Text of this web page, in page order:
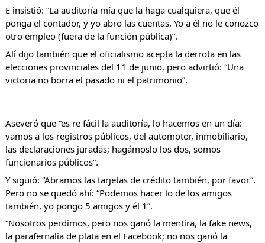
E insistió: “La auditoría mía que la haga cualquiera, que él
ponga el contador, y yo abro las cuentas. Yo a él no le conozco
otro empleo (fuera de la función pública)”.
Alí dijo también que el oficialismo acepta la derrota en las
elecciones provinciales del 11 de junio, pero advirtió: “Una
victoria no borra el pasado ni el patrimonio”.
Aseveró que “es re fácil la auditoría, lo hacemos en un día:
vamos a los registros públicos, del automotor, inmobiliario,
las declaraciones juradas; hagámoslo los dos, somos
funcionarios públicos”.
Y siguió: “Abramos las tarjetas de crédito también, por favor”.
Pero no se quedó ahí: “Podemos hacer lo de los amigos
también, yo pongo 5 amigos y él 1”.
“Nosotros perdimos, pero nos ganó la mentira, la fake news,
la parafernalia de plata en el Facebook; no nos ganó la